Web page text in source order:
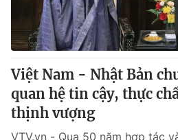
Tin tức
Thế giới đó đây
Câu chuyện quốc tế
Kinh tế
Tài chính
Thị trường
Góc doanh nghiệp
Dữ liệu và đời sống
Truyền hình
Phim VTV
Giải trí
Việt Nam - Nhật Bản
quan hệ tin cậy, thực
thịnh vượng
VTV.vn - Qua 50 năm hợp tác